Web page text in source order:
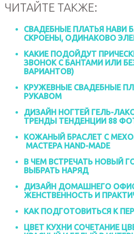
ЧИТАЙТЕ ТАКЖЕ:
СВАДЕБНЫЕ ПЛАТЬЯ НАВИ
СКРОЕНЫ, ОДИНАКОВО
КАКИЕ ПОДОЙДУТ
ЗВОНОК С БАНТАМИ ИЛИ
ВАРИАНТОВ)
КРУЖЕВНЫЕ СВАДЕБНЫЕ
РУКАВОМ
ДИЗАЙН НОГТЕЙ ГЕЛЬ-
ТРЕНДЫ ТЕНДЕНЦИИ 88
КОЖАНЫЙ БРАСЛЕТ С
МАСТЕРА HAND-MADE
В ЧЕМ ВСТРЕЧАТЬ НОВЫЙ
ВЫБРАТЬ НАРЯД
ДИЗАЙН ДОМАШНЕГО
ЖЕНСТВЕННОСТЬ И
КАК ПОДГОТОВИТЬСЯ К
ЦВЕТ КУХНИ СОЧЕТАНИЕ